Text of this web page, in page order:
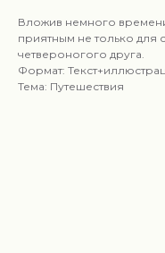
Вложив немного
приятным не только для
четвероногого друга.
Формат:
Тема: Путешествия